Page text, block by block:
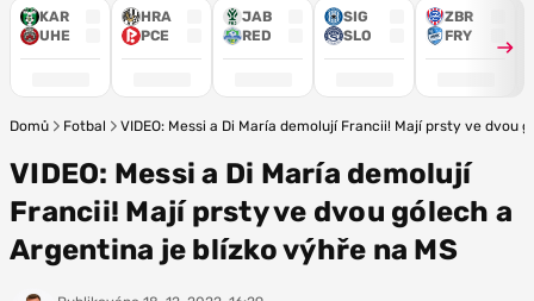
KAR
UHE
HRA
PCE
JAB
RED
SIG
SLO
ZBR
FRY
Domů Fotbal VIDEO: Messi a Di María demolují Francii! Mají prsty ve dvou
VIDEO: Messi a Di María demolují
Francii! Mají prsty ve dvou gólech a
Argentina je blízko výhře na MS